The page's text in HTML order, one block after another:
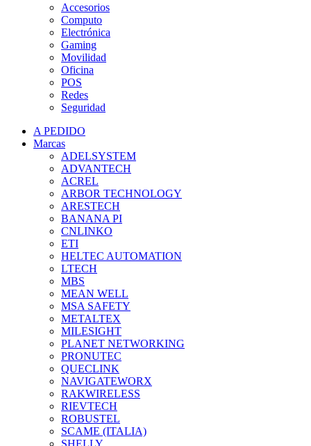
Accesorios
Computo
Electrónica
Gaming
Movilidad
Oficina
POS
Redes
Seguridad
A PEDIDO
Marcas
ADELSYSTEM
ADVANTECH
ACREL
ARBOR TECHNOLOGY
ARESTECH
BANANA PI
CNLINKO
ETI
HELTEC AUTOMATION
LTECH
MBS
MEAN WELL
MSA SAFETY
METALTEX
MILESIGHT
PLANET NETWORKING
PRONUTEC
QUECLINK
NAVIGATEWORX
RAKWIRELESS
RIEVTECH
ROBUSTEL
SCAME (ITALIA)
SHELLY